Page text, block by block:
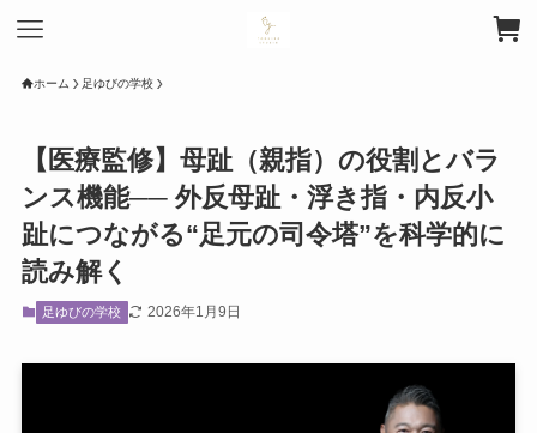
ホーム 足ゆびの学校
【医療監修】母趾（親指）の役割とバラ
ンス機能── 外反母趾・浮き指・内反小
趾につながる“足元の司令塔”を科学的に
読み解く
足ゆびの学校 2026年1月9日